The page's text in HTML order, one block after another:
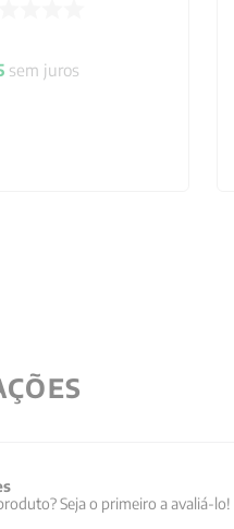
sem juros
Seja o primeiro a avaliá-lo!